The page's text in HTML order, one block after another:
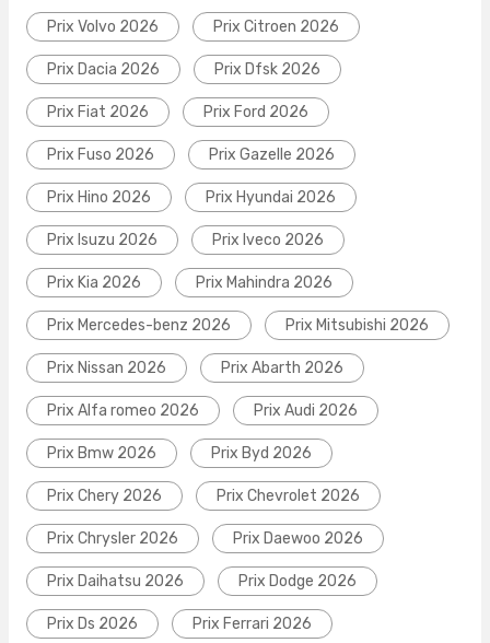
Prix Volvo 2026 Prix Citroen 2026
Prix Dacia 2026 Prix Dfsk 2026
Prix Fiat 2026 Prix Ford 2026
Prix Fuso 2026 Prix Gazelle 2026
Prix Hino 2026 Prix Hyundai 2026
Prix Isuzu 2026 Prix Iveco 2026
Prix Kia 2026 Prix Mahindra 2026
Prix Mercedes-benz 2026 Prix Mitsubishi 2026
Prix Nissan 2026 Prix Abarth 2026
Prix Alfa romeo 2026 Prix Audi 2026
Prix Bmw 2026 Prix Byd 2026
Prix Chery 2026 Prix Chevrolet 2026
Prix Chrysler 2026 Prix Daewoo 2026
Prix Daihatsu 2026 Prix Dodge 2026
Prix Ds 2026 Prix Ferrari 2026